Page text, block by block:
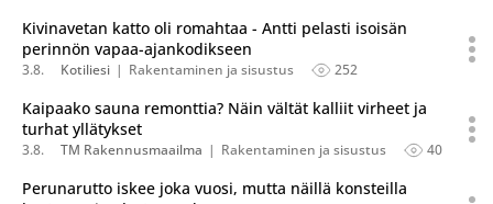
Kivinavetan katto oli romahtaa - Antti pelasti isoisän
perinnön vapaa-ajankodikseen
3.8. Kotiliesi Rakentaminen ja sisustus 252
Kaipaako sauna remonttia? Näin vältät kalliit virheet ja
turhat yllätykset
3.8. TM Rakennusmaailma Rakentaminen ja sisustus 40
Perunarutto iskee joka vuosi, mutta näillä konsteilla